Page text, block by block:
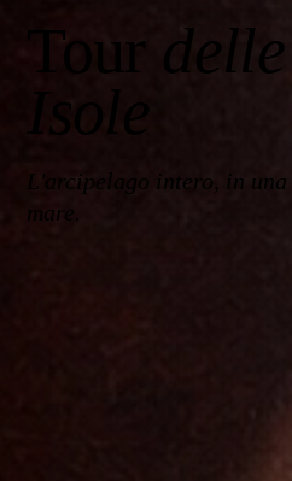
Tour delle
Isole
L'arcipelago intero, in
mare.